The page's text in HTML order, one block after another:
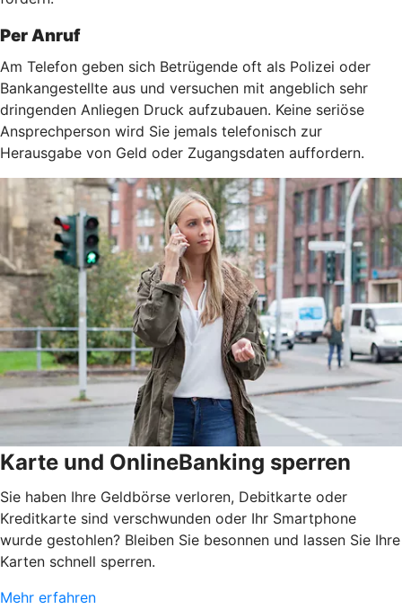
Per Anruf
Am Telefon geben sich Betrügende oft als Polizei oder
Bankangestellte aus und versuchen mit angeblich sehr
dringenden Anliegen Druck aufzubauen. Keine seriöse
Ansprechperson wird Sie jemals telefonisch zur
Herausgabe von Geld oder Zugangsdaten auffordern.
Karte und OnlineBanking sperren
Sie haben Ihre Geldbörse verloren, Debitkarte oder
Kreditkarte sind verschwunden oder Ihr Smartphone
wurde gestohlen? Bleiben Sie besonnen und lassen Sie Ihre
Karten schnell sperren.
Mehr erfahren